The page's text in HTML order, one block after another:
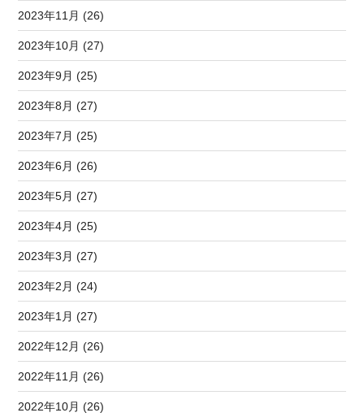
2023年11月 (26)
2023年10月 (27)
2023年9月 (25)
2023年8月 (27)
2023年7月 (25)
2023年6月 (26)
2023年5月 (27)
2023年4月 (25)
2023年3月 (27)
2023年2月 (24)
2023年1月 (27)
2022年12月 (26)
2022年11月 (26)
2022年10月 (26)